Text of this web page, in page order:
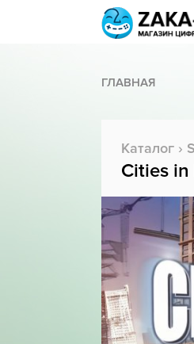
ГЛАВНАЯ
Каталог ›
Cities